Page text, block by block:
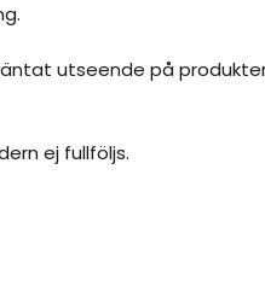
utseende på
ej fullföljs.